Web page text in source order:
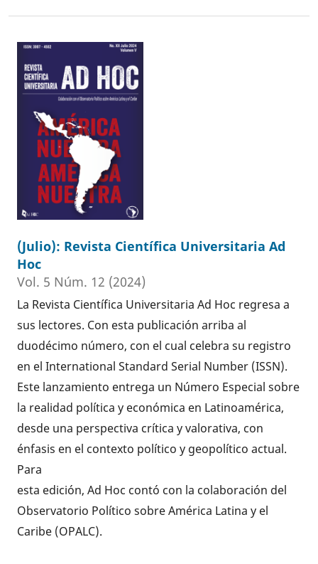
(Julio): Revista Científica Universitaria Ad
Hoc
Vol. 5 Núm. 12 (2024)
La Revista Científica Universitaria Ad Hoc regresa a
sus lectores. Con esta publicación arriba al
duodécimo número, con el cual celebra su registro
en el International Standard Serial Number (ISSN).
Este lanzamiento entrega un Número Especial sobre
la realidad política y económica en Latinoamérica,
desde una perspectiva crítica y valorativa, con
énfasis en el contexto político y geopolítico actual.
Para
esta edición, Ad Hoc contó con la colaboración del
Observatorio Político sobre América Latina y el
Caribe (OPALC).